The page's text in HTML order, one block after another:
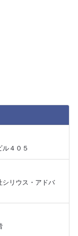
４０５
シリウス・アドバ